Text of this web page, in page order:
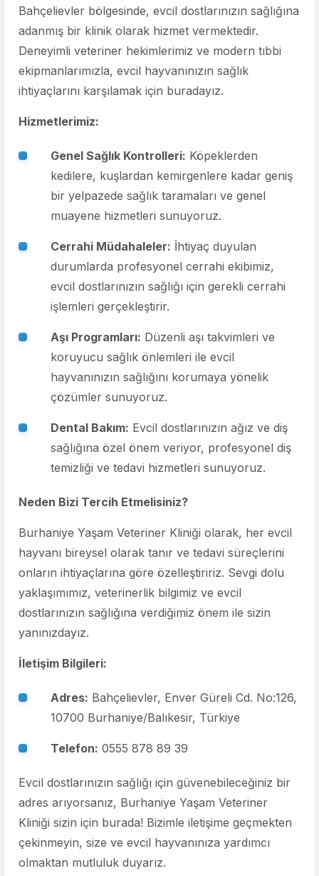
Bahçelievler bölgesinde, evcil dostlarınızın sağlığına
adanmış bir klinik olarak hizmet vermektedir.
Deneyimli veteriner hekimlerimiz ve modern tıbbi
ekipmanlarımızla, evcil hayvanınızın sağlık
ihtiyaçlarını karşılamak için buradayız.
Hizmetlerimiz:
Genel Sağlık Kontrolleri: Köpeklerden
kedilere, kuşlardan kemirgenlere kadar geniş
bir yelpazede sağlık taramaları ve genel
muayene hizmetleri sunuyoruz.
Cerrahi Müdahaleler: İhtiyaç duyulan
durumlarda profesyonel cerrahi ekibimiz,
evcil dostlarınızın sağlığı için gerekli cerrahi
işlemleri gerçekleştirir.
Aşı Programları: Düzenli aşı takvimleri ve
koruyucu sağlık önlemleri ile evcil
hayvanınızın sağlığını korumaya yönelik
çözümler sunuyoruz.
Dental Bakım: Evcil dostlarınızın ağız ve diş
sağlığına özel önem veriyor, profesyonel diş
temizliği ve tedavi hizmetleri sunuyoruz.
Neden Bizi Tercih Etmelisiniz?
Burhaniye Yaşam Veteriner Kliniği olarak, her evcil
hayvanı bireysel olarak tanır ve tedavi süreçlerini
onların ihtiyaçlarına göre özelleştiririz. Sevgi dolu
yaklaşımımız, veterinerlik bilgimiz ve evcil
dostlarınızın sağlığına verdiğimiz önem ile sizin
yanınızdayız.
İletişim Bilgileri:
Adres: Bahçelievler, Enver Güreli Cd. No:126,
10700 Burhaniye/Balıkesir, Türkiye
Telefon: 0555 878 89 39
Evcil dostlarınızın sağlığı için güvenebileceğiniz bir
adres arıyorsanız, Burhaniye Yaşam Veteriner
Kliniği sizin için burada! Bizimle iletişime geçmekten
çekinmeyin, size ve evcil hayvanınıza yardımcı
olmaktan mutluluk duyarız.